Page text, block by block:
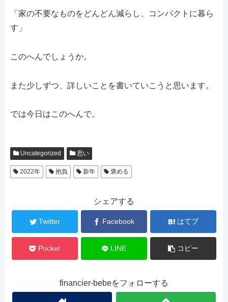
「家の不要なものをどんどん減らし、コンパクトに暮ら
す」
このへんでしょうか。
また少しずつ、詳しいことを書いていこうと思います。
では今日はこのへんで。
Uncategorized 思い
2022年 抱負 新年 褒める
シェアする
Twitter Facebook はてブ
Pocket LINE コピー
financier-bebeをフォローする